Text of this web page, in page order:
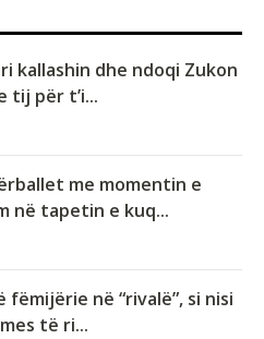
kallashin dhe ndoqi Zukon
tij për t’i...
me momentin e
në tapetin e kuq...
fëmijërie në “rivalë”, si nisi
të ri...